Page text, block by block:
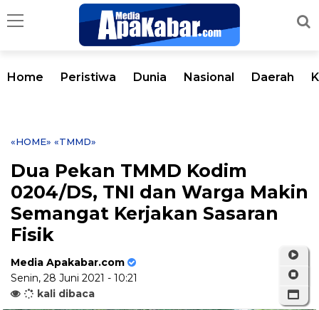
Home Peristiwa Dunia Nasional Daerah
«HOME» «TMMD»
Dua Pekan TMMD Kodim
0204/DS, TNI dan Warga Makin
Semangat Kerjakan Sasaran
Fisik
Media Apakabar.com
Senin, 28 Juni 2021 - 10:21
kali dibaca